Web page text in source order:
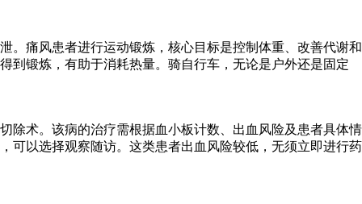
。痛风患者进行运动锻炼，核心目标是控制体重、改善代谢和
到锻炼，有助于消耗热量。骑自行车，无论是户外还是固定
除术。该病的治疗需根据血小板计数、出血风险及患者具体情
可以选择观察随访。这类患者出血风险较低，无须立即进行药